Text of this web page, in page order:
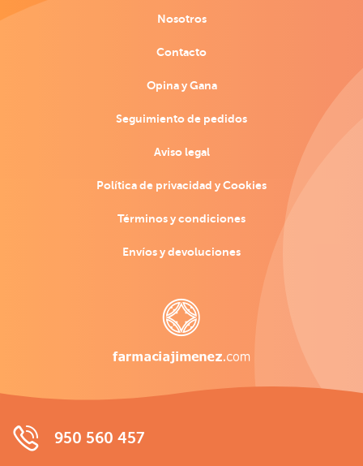
Nosotros
Contacto
Opina y Gana
Seguimiento de pedidos
Aviso legal
Política de privacidad y Cookies
Términos y condiciones
Envíos y devoluciones
950 560 457